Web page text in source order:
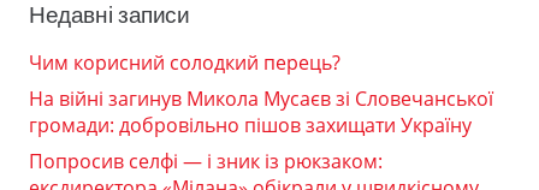
Недавні записи
Чим корисний солодкий перець?
На війні загинув Микола Мусаєв зі Словечанської
громади: добровільно пішов захищати Україну
Попросив селфі — і зник із рюкзаком: